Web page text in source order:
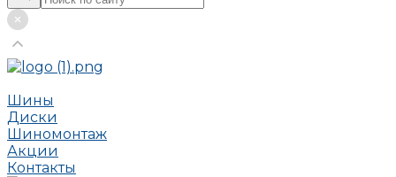
Шины
Диски
Шиномонтаж
Акции
Контакты